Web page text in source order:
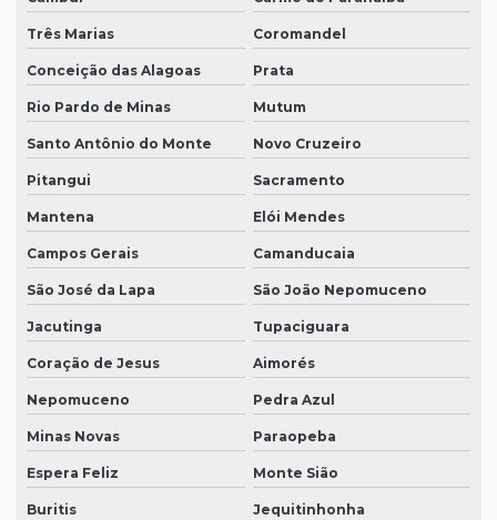
Três Marias Coromandel
Conceição das Alagoas Prata
Rio Pardo de Minas Mutum
Santo Antônio do Monte Novo Cruzeiro
Pitangui Sacramento
Mantena Elói Mendes
Campos Gerais Camanducaia
São José da Lapa São João Nepomuceno
Jacutinga Tupaciguara
Coração de Jesus Aimorés
Nepomuceno Pedra Azul
Minas Novas Paraopeba
Espera Feliz Monte Sião
Buritis Jequitinhonha